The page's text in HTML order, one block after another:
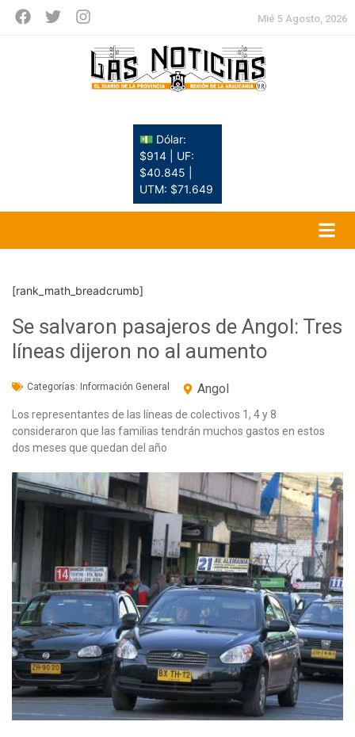
Mié 5 Agosto, 2026
💵 Dólar:
$914 | UF:
$40.845 |
UTM: $71.649
[rank_math_breadcrumb]
Se salvaron pasajeros de Angol: Tres
líneas dijeron no al aumento
Categorías: Información General Angol
Los representantes de las líneas de colectivos 1, 4 y 8
consideraron que las familias tendrán muchos gastos en estos
dos meses que quedan del año